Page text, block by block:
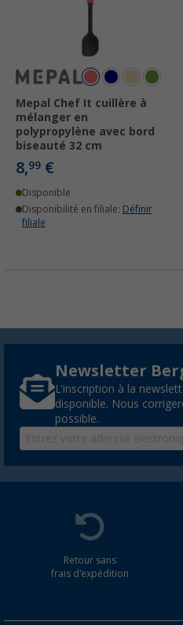
Mepal Chef It cuillère à
mélanger en
polypropylène avec bord
biseauté 32 cm
8,99 €
Disponible
Disponibilité en filiale: Définir
filiale
Newsletter
L'inscription à la
disponible. Nous
possible.
Retour sans
frais d'expédition